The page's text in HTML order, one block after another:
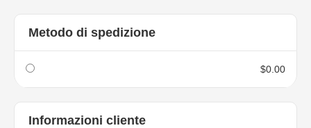
Metodo di spedizione
$0.00
Informazioni cliente